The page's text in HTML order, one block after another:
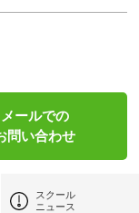
メールでの
問い合わせ
スクール
ニュース